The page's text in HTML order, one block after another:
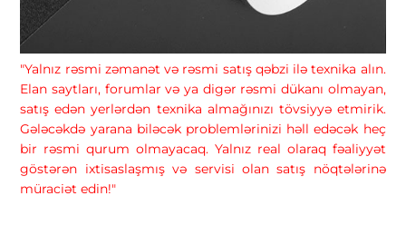
"Yalnız rəsmi zəmanət və rəsmi satış qəbzi ilə texnika alın.
Elan saytları, forumlar və ya digər rəsmi dükanı olmayan,
satış edən yerlərdən texnika almağınızı tövsiyyə etmirik.
Gələcəkdə yarana biləcək problemlərinizi həll edəcək heç
bir rəsmi qurum olmayacaq. Yalnız real olaraq fəaliyyət
göstərən ixtisaslaşmış və servisi olan satış nöqtələrinə
müraciət edin!"